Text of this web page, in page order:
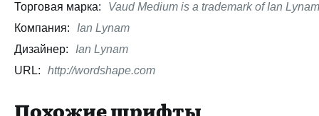
Торговая марка:
Vaud Medium is a trademark of Ian
Компания:
Ian Lynam
Дизайнер:
Ian Lynam
URL:
http://wordshape.com
Похожие шрифты